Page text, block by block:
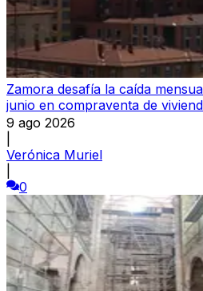
Zamora desafía la caída
junio en compraventa de
9 ago 2026
Verónica Muriel
0